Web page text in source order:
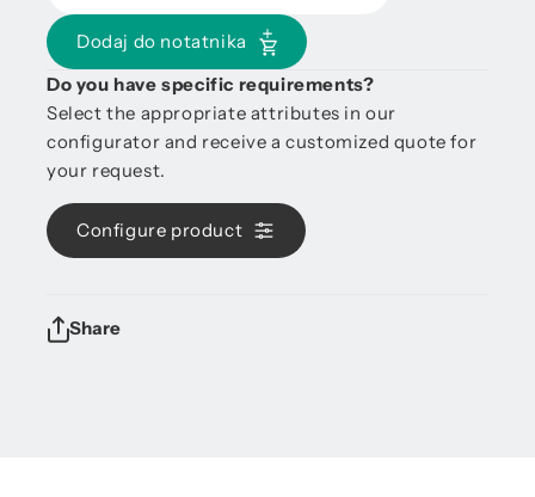
Dodaj do notatnika
Do you have specific requirements?
Select the appropriate attributes in our
configurator and receive a customized quote for
your request.
Configure product
Share